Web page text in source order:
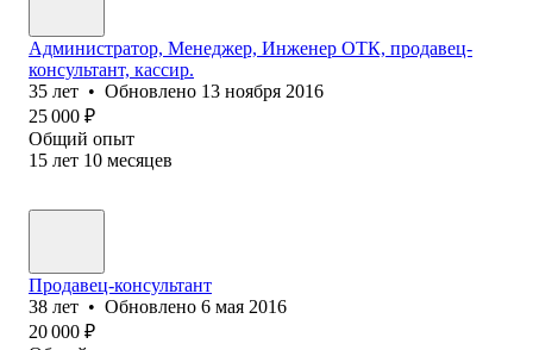
Администратор, Менеджер, Инженер ОТК, продавец-
консультант, кассир.
35 лет • Обновлено 13 ноября 2016
25 000 ₽
Общий опыт
15 лет 10 месяцев
Продавец-консультант
38 лет • Обновлено 6 мая 2016
20 000 ₽